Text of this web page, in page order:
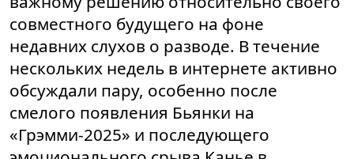
совместного будущего на фоне
недавних слухов о разводе. В течение
нескольких недель в интернете активно
обсуждали пару, особенно после
смелого появления Бьянки на
«Грэмми-2025» и последующего